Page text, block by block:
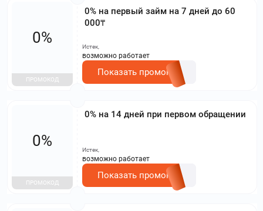
0% на первый займ на 7 дней до 60
000₸
0%
ПРОМОКОД
Истек,
возможно работает
Показать промокод
0% на 14 дней при первом обращении
0%
ПРОМОКОД
Истек,
возможно работает
Показать промокод